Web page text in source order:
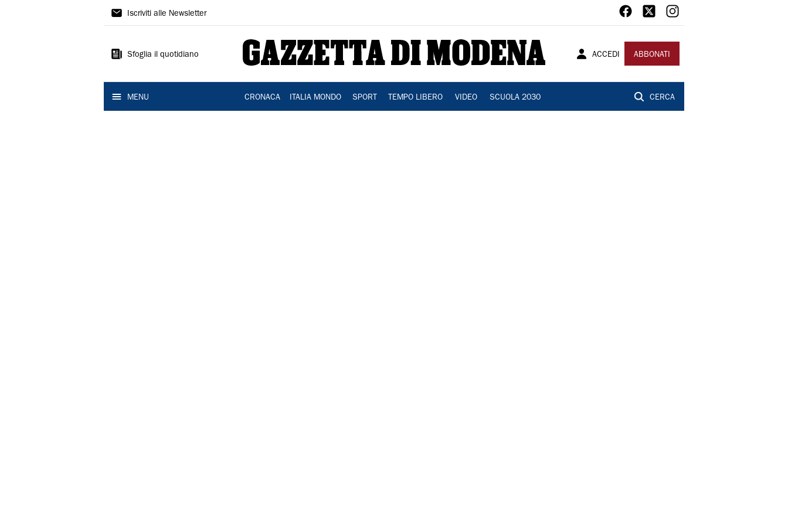
Gazzetta
Modena
Iscriviti alle Newsletter
Sfoglia il quotidiano ACCEDI ABBONATI
MENU CRONACA ITALIA MONDO SPORT TEMPO LIBERO VIDEO SCUOLA 2030 CERCA